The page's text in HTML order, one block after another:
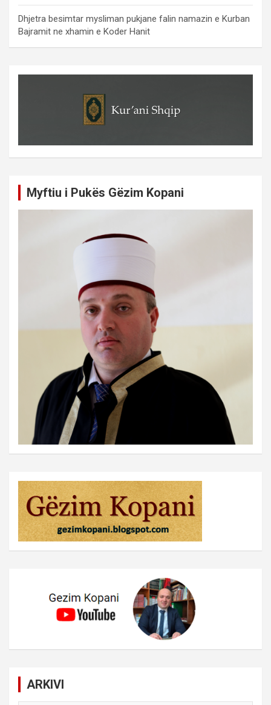
Dhjetra besimtar mysliman pukjane falin namazin e Kurban
Bajramit ne xhamin e Koder Hanit
Myftiu i Pukës Gëzim Kopani
ARKIVI